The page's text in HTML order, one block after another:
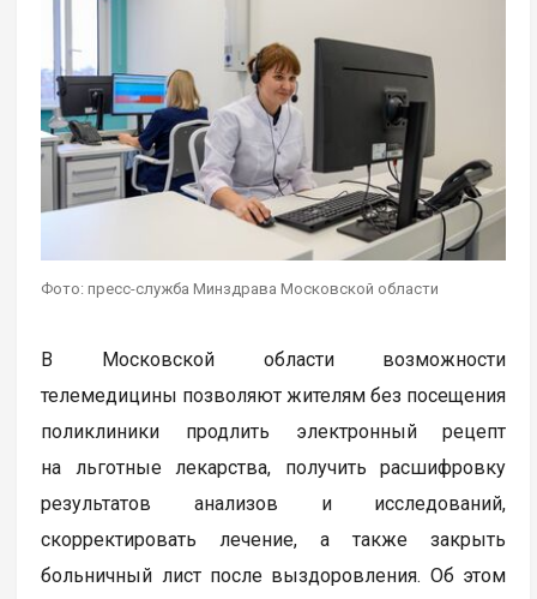
Фото: пресс-служба Минздрава Московской области
В Московской области возможности
телемедицины позволяют жителям без посещения
поликлиники продлить электронный рецепт
на льготные лекарства, получить расшифровку
результатов анализов и исследований,
скорректировать лечение, а также закрыть
больничный лист после выздоровления. Об этом